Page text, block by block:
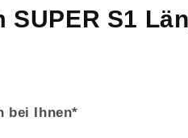
SUPER S1
bei Ihnen*